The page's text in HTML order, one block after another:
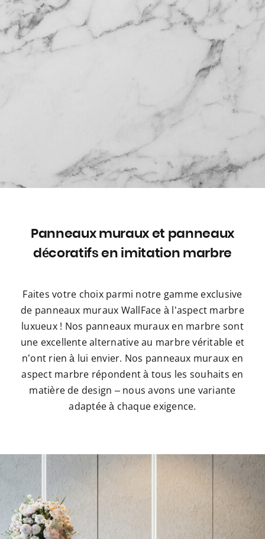
Panneaux muraux et panneaux
décoratifs en imitation marbre
Faites votre choix parmi notre gamme exclusive
de panneaux muraux WallFace à l’aspect marbre
luxueux ! Nos panneaux muraux en marbre sont
une excellente alternative au marbre véritable et
n’ont rien à lui envier. Nos panneaux muraux en
aspect marbre répondent à tous les souhaits en
matière de design – nous avons une variante
adaptée à chaque exigence.